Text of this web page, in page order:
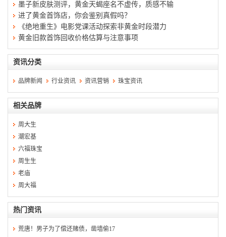
墨子新皮肤测评，黄金天蝎座名不虚传，质感不输
进了黄金首饰店，你会鉴别真假吗？
《绝地重生》电影党课活动探索非黄金时段潜力
黄金旧款首饰回收价格估算与注意事项
资讯分类
品牌新闻 行业资讯 资讯营销 珠宝资讯
相关品牌
周大生
潮宏基
六福珠宝
周生生
老庙
周大福
热门资讯
荒唐！男子为了偿还赌债，凿墙偷17